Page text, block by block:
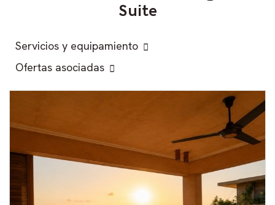
Suite
Servicios y equipamiento
Ofertas asociadas